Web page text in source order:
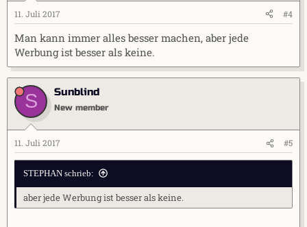
11. Juli 2017 #4
Man kann immer alles besser machen, aber jede
Werbung ist besser als keine.
S Sunblind
New member
11. Juli 2017 #5
STEPHAN schrieb:
aber jede Werbung ist besser als keine.